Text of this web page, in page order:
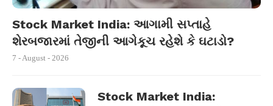
Stock Market India: આગામી સપ્તાહે
શેરબજારમાં તેજીની આગેકૂચ રહેશે કે ઘટાડો?
7 - August - 2026
Stock Market India: